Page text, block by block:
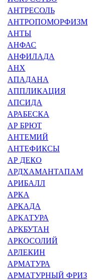
АНТРЕСОЛЬ
АНТРОПОМОРФИЗМ
АНТЫ
АНФАС
АНФИЛАДА
АНХ
АПАДАНА
АППЛИКАЦИЯ
АПСИДА
АРАБЕСКА
АР БРЮТ
АНТЕМИЙ
АНТЕФИКСЫ
АР ДЕКО
АРДХАМАНТАПАМ
АРИБАЛЛ
АРКА
АРКАДА
АРКАТУРА
АРКБУТАН
АРКОСОЛИЙ
АРЛЕКИН
АРМАТУРА
АРМАТУРНЫЙ ФРИЗ